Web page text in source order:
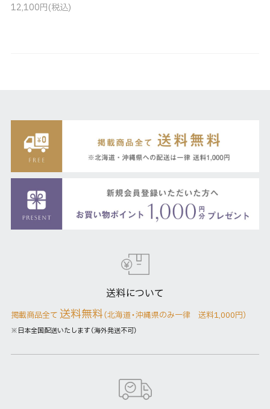
12,100円(税込)
送料について
掲載商品全て 送料無料（北海道・沖縄県のみ一律 送料1,000円）
※日本全国配送いたします（海外発送不可）